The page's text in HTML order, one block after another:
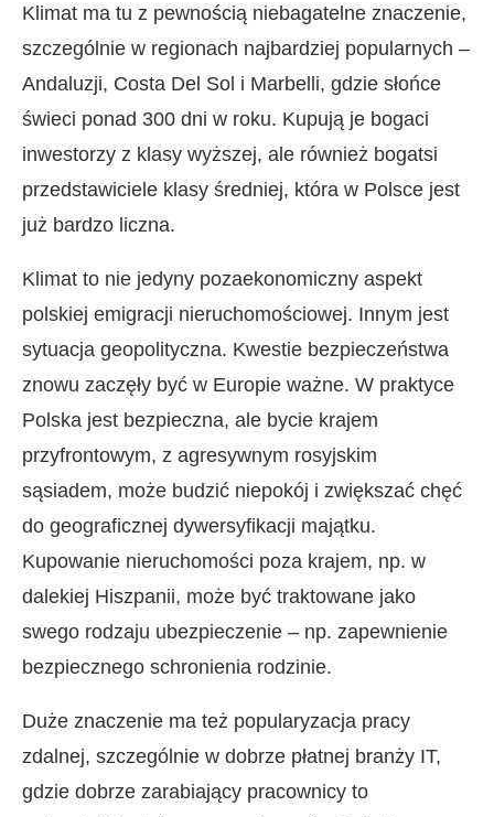
Klimat ma tu z pewnością niebagatelne znaczenie,
szczególnie w regionach najbardziej popularnych –
Andaluzji, Costa Del Sol i Marbelli, gdzie słońce
świeci ponad 300 dni w roku. Kupują je bogaci
inwestorzy z klasy wyższej, ale również bogatsi
przedstawiciele klasy średniej, która w Polsce jest
już bardzo liczna.
Klimat to nie jedyny pozaekonomiczny aspekt
polskiej emigracji nieruchomościowej. Innym jest
sytuacja geopolityczna. Kwestie bezpieczeństwa
znowu zaczęły być w Europie ważne. W praktyce
Polska jest bezpieczna, ale bycie krajem
przyfrontowym, z agresywnym rosyjskim
sąsiadem, może budzić niepokój i zwiększać chęć
do geograficznej dywersyfikacji majątku.
Kupowanie nieruchomości poza krajem, np. w
dalekiej Hiszpanii, może być traktowane jako
swego rodzaju ubezpieczenie – np. zapewnienie
bezpiecznego schronienia rodzinie.
Duże znaczenie ma też popularyzacja pracy
zdalnej, szczególnie w dobrze płatnej branży IT,
gdzie dobrze zarabiający pracownicy to